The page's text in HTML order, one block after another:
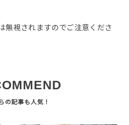
無視されますのでご注意くださ